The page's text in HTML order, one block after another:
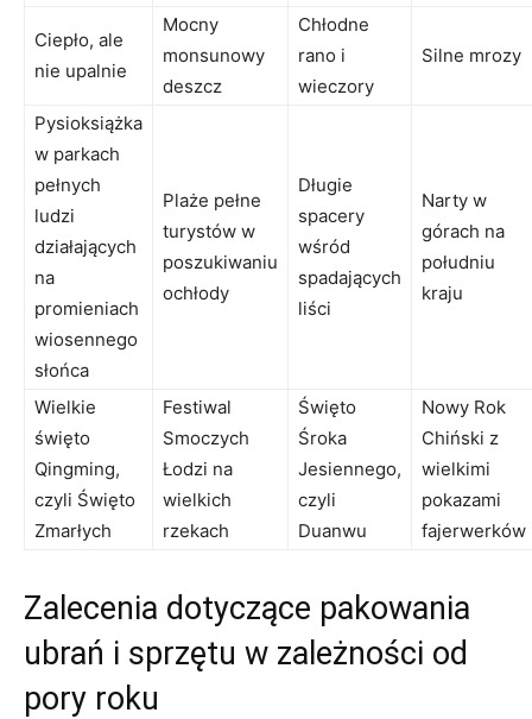
Ciepło, ​ale
nie upalnie
Mocny
monsunowy
deszcz
Chłodne‌
rano i
wieczory
Silne​ mrozy
Pysioksiążka
w parkach
pełnych⁢
ludzi
działających
na
promieniach
⁣wiosennego
słońca
Plaże pełne
turystów w
poszukiwaniu
ochłody
Długie
spacery
wśród
spadających​
liści
Narty w
‌górach na
południu
⁣kraju
Wielkie
święto
Qingming,
czyli Święto
Zmarłych
Festiwal
Smoczych
Łodzi ⁤na
wielkich
rzekach
Święto
Śroka
Jesiennego,
czyli
Duanwu
Nowy Rok
Chiński z
wielkimi
pokazami​
fajerwerków
Zalecenia dotyczące pakowania⁣
ubrań i sprzętu‌ w ⁤zależności od⁤
pory roku